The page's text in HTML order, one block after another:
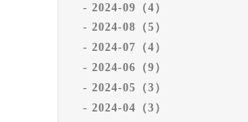
2024-09（4）
2024-08（5）
2024-07（4）
2024-06（9）
2024-05（3）
2024-04（3）